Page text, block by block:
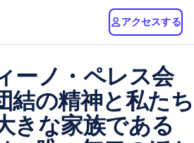
アクセスする
ーノ・ペレス会
結の精神と私たち
きな家族である